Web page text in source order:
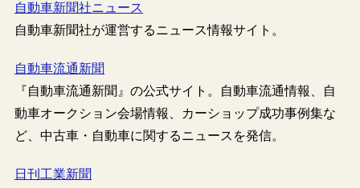
自動車新聞社ニュース
自動車新聞社が運営するニュース情報サイト。
自動車流通新聞
『自動車流通新聞』の公式サイト。自動車流通情報、自
動車オークション会場情報、カーショップ成功事例集な
ど、中古車・自動車に関するニュースを発信。
日刊工業新聞